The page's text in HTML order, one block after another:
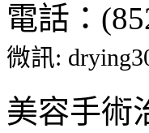
電話：
微訊:
美容手術